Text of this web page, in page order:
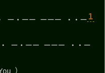
ー・ーー ーーー ・・ー 1
ー・ーー ーーー ・・ー
）